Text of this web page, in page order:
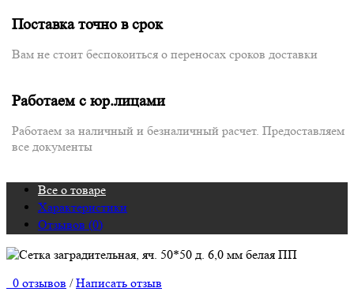
Поставка точно в срок
Вам не стоит беспокоиться о переносах сроков доставки
Работаем с юр.лицами
Работаем за наличный и безналичный расчет. Предоставляем
все документы
Все о товаре
Характеристики
Отзывов (0)
0 отзывов / Написать отзыв